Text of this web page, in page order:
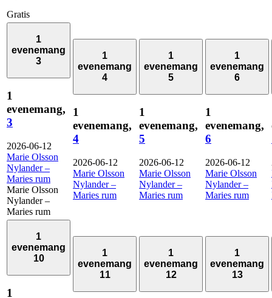
Gratis
1
evenemang
3
1
evenemang,
3
2026-06-12
Marie Olsson
Nylander –
Maries rum
Marie Olsson
Nylander –
Maries rum
1
evenemang
4
1
evenemang,
4
2026-06-12
Marie Olsson
Nylander –
Maries rum
1
evenemang
5
1
evenemang,
5
2026-06-12
Marie Olsson
Nylander –
Maries rum
1
evenemang
6
1
evenemang,
6
2026-06-12
Marie Olsson
Nylander –
Maries rum
1
evenemang
10
1
1
evenemang
11
1
evenemang
12
1
evenemang
13